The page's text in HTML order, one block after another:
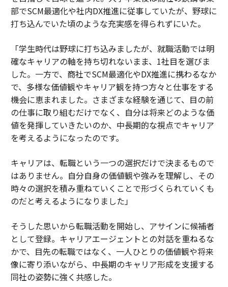
部でSCM最適化や社内DX推進に従事していたが、野球に
打ち込んでいた頃のような充実感を得られずにいた。
「学生時代は野球に打ち込みましたが、就職活動では明
確なキャリアの軸を持ち切れないまま、1社目を選びま
した。一方で、商社でSCM最適化やDX推進に携わるなか
で、多様な価値観やキャリア観を持つ方々と仕事をする
機会に恵まれました。さまざまな経験を通じて、目の前
の仕事に取り組むだけでなく、自分は将来どのような価
値を発揮していきたいのか、中長期的な視点でキャリア
を考えるようになったのです。
キャリアは、転職という一つの選択だけで決まるもので
はありません。自分自身の価値観や強みを理解し、その
時々の選択を積み重ねていくことで形づくられていくも
のだと考えるようになりました」
そうした思いから転職活動を開始し、アサインに候補者
として登録。キャリアエージェントとの対話を重ねるな
かで、目先の転職ではなく、一人ひとりの価値観や将来
像に寄り添いながら、中長期のキャリア形成を支援する
同社の姿勢に強く共感した。